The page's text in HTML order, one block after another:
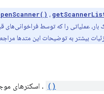
،
بار، عملیاتی را که توسط فراخوانی‌های
بیشتر به توضیحات این متدها
. اسکنرهای